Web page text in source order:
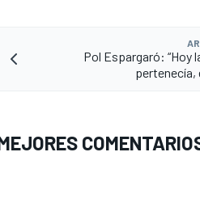
Pol Espargaró: “Hoy
pertenecía,